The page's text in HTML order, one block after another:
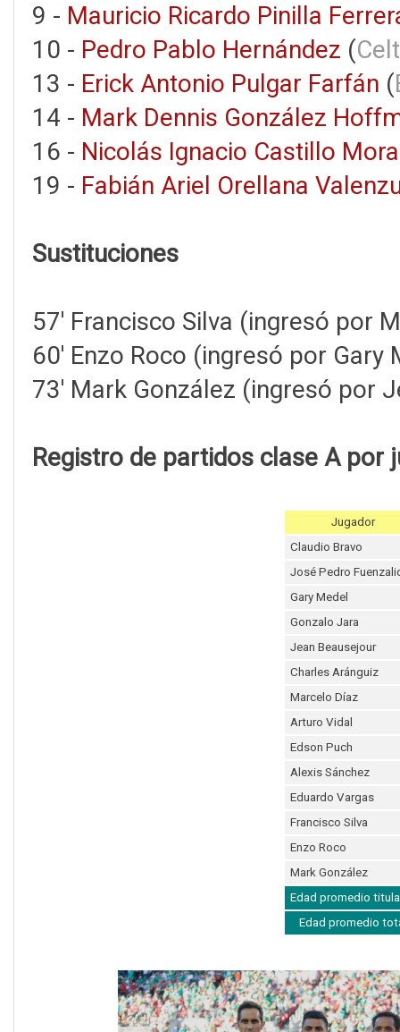
9 - Mauricio Ricardo Pinilla
10 - Pedro Pablo Hernández (
13 - Erick Antonio Pulgar Farfán (
14 - Mark Dennis González
16 - Nicolás Ignacio Castillo Mora
19 - Fabián Ariel Orellana
Sustituciones
57' Francisco Silva (ingresó por
60' Enzo Roco (ingresó por Gary
73' Mark González (ingresó por
Registro de partidos clase A por
Jugador
Claudio Bravo
José Pedro
Gary Medel
Gonzalo Jara
Jean Beausejour
Charles Aránguiz
Marcelo Díaz
Arturo Vidal
Edson Puch
Alexis Sánchez
Eduardo Vargas
Francisco Silva
Enzo Roco
Mark González
Edad promedio
Edad promedio